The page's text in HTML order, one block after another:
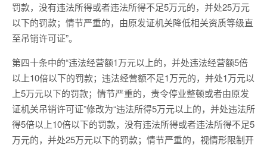
罚款，没有违法所得或者违法所得不足5万元的，并处25万元
以下的罚款；情节严重的，由原发证机关降低相关资质等级直
至吊销许可证”。
第四十条中的“违法经营额1万元以上的，并处违法经营额5倍
以上10倍以下的罚款；违法经营额不足1万元的，并处1万元以
上5万元以下的罚款；情节严重的，责令停业整顿或者由原发
证机关吊销许可证”修改为“违法所得5万元以上的，并处违法所
得5倍以上10倍以下的罚款，没有违法所得或者违法所得不足5
万元的，并处25万元以下的罚款；情节严重的，视情形限制开